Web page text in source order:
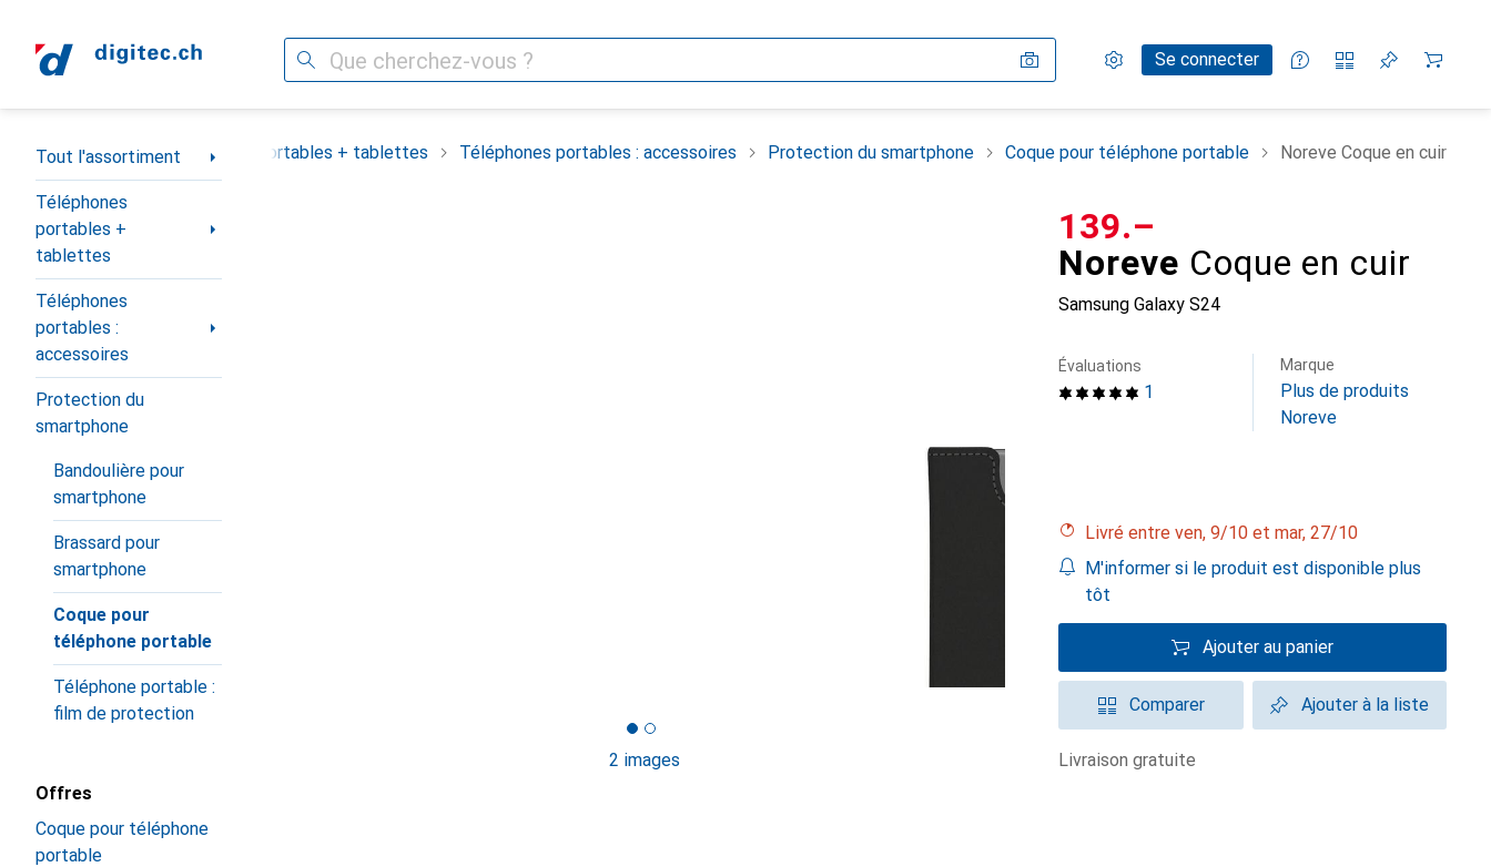
Recherche Paramètres
Compte clientSe connecter
Listes de comparaison
Listes d'envies
Panier
Navigation par catégorie
Tout l'assortiment
Téléphones
portables +
tablettes
Téléphones
portables :
accessoires
Protection du
smartphone
Bandoulière pour
smartphone
Brassard pour
smartphone
Coque pour
téléphone portable
Téléphone portable :
film de protection
Offres
Coque pour téléphone
portable
l'assortiment Téléphones portables + tablettes Téléphones portables : accessoires Protection du smartphone Coque pour téléphone portable Noreve Coque en cuir
2 images
Noreve Coque en cuir
Samsung Galaxy S24
CHF
139.–
1
Évaluations Marque
Plus de produits
Noreve
Livré entre ven, 9/10 et mar, 27/10
M'informer si le produit est disponible plus
tôt
Ajouter au panier
Comparer Ajouter à la liste
livraison gratuite